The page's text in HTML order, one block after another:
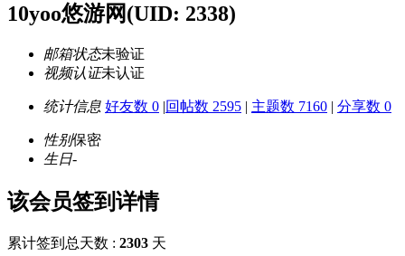
10yoo悠游网(UID: 2338)
邮箱状态未验证
视频认证未认证
统计信息 好友数 0 |回帖数 2595 | 主题数 7160 | 分享数 0
性别保密
生日-
该会员签到详情
累计签到总天数 : 2303 天